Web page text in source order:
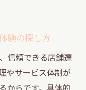
験の探し方
信頼できる店舗選
やサービス体制が
からです。具体的